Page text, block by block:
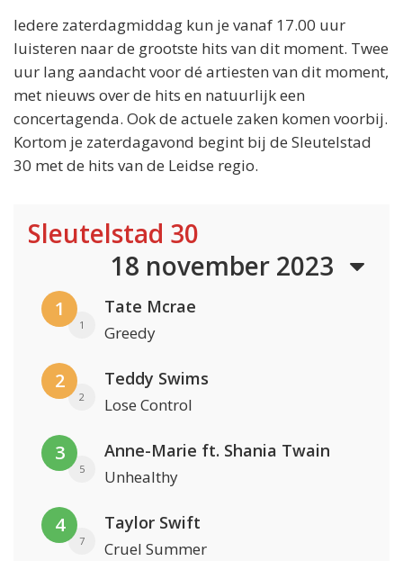
Iedere zaterdagmiddag kun je vanaf 17.00 uur
luisteren naar de grootste hits van dit moment. Twee
uur lang aandacht voor dé artiesten van dit moment,
met nieuws over de hits en natuurlijk een
concertagenda. Ook de actuele zaken komen voorbij.
Kortom je zaterdagavond begint bij de Sleutelstad
30 met de hits van de Leidse regio.
Sleutelstad 30
18 november 2023
1
1
Tate Mcrae
Greedy
2
2
Teddy Swims
Lose Control
3
5
Anne-Marie ft. Shania Twain
Unhealthy
4
7
Taylor Swift
Cruel Summer